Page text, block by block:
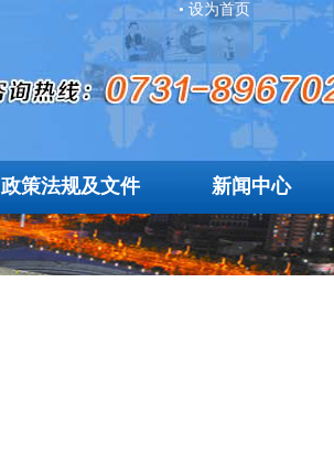
• 设为首页
政策法规及文件 新闻中心